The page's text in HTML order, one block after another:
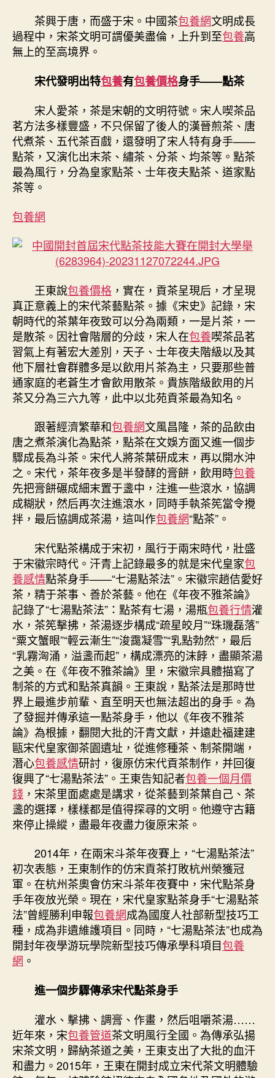
茶興于唐，而盛于宋。中國茶包養網文明成長
過程中，宋茶文明可謂優美盡倫，上升到至包養高
無上的至高境界。
宋代發明出特包養有包養價格身手——點茶
宋人愛茶，茶是宋朝的文明符號。宋人喫茶品
茗方法多樣豐盛，不只保留了後人的漢晉煎茶、唐
代煮茶、五代茶百戲，還發明了宋人特有身手——
點茶，又演化出末茶、繡茶、分茶、均茶等。點茶
最為風行，分為皇家點茶、士年夜夫點茶、道家點
茶等。
包養網
王東說包養價格 ，實在，貢茶呈現后，才呈現
真正意義上的宋代茶藝點茶。據《宋史》記錄，宋
朝時代的茶葉年夜致可以分為兩類，一是片茶，一
是散茶。因社會階層的分歧，宋人在包養喫茶品茗
習氣上有著宏大差別，天子、士年夜夫階級以及其
他下層社會群體多是以飲用片茶為主，只要那些普
通家庭的老蒼生才會飲用散茶。貴族階級飲用的片
茶又分為三六九等，此中以北苑貢茶最為知名。
跟著經濟繁華和包養網文風昌隆，茶的品飲由
唐之煮茶演化為點茶，點茶在文娛方面又進一個步
驟成長為斗茶。宋代人將茶葉研成末，再以開水沖
之。宋代，茶年夜多是半發酵的膏餅，飲用時包養
先把膏餅碾成細末置于盞中，注進一些滾水，協調
成糊狀，然后再次注進滾水，同時手執茶筅當令攪
拌，最后協調成茶湯，這叫作包養網“點茶”。
宋代點茶構成于宋初，風行于兩宋時代，壯盛
于宋徽宗時代。汗青上記錄最多的就是宋代皇家包
養感情點茶身手——“七湯點茶法”。宋徽宗趙佶愛好
茶，精于茶事、善於茶藝。他在《年夜不雅茶論》
記錄了“七湯點茶法”：點茶有七湯，湯瓶包養行情灌
水，茶筅擊拂，茶湯逐步構成“疏星皎月”“珠璣磊落”
“粟文蟹眼”“輕云漸生”“浚靄凝雪”“乳點勃然”，最后
“乳霧洶涌，溢盞而起”，構成漂亮的沫餑，盡顯茶湯
之美。在《年夜不雅茶論》里，宋徽宗具體描寫了
制茶的方式和點茶真韻。王東說，點茶法是那時世
界上最進步前輩、直至明天也無法超出的身手。為
了發掘并傳承這一點茶身手，他以《年夜不雅茶
論》為根據，翻閱大批的汗青文獻，并遠赴福建建
甌宋代皇家御茶園遺址，從進修種茶、制茶開端，
潛心包養感情研討，復原仿宋代貢茶制作，并回復
復興了“七湯點茶法”。王東告知記者包養一個月價
錢 ，宋茶里面處處是講求，從茶藝到茶葉自己、茶
盞的選擇，樣樣都是值得探尋的文明。他遵守古籍
來停止操縱，盡最年夜盡力復原宋茶。
2014年，在兩宋斗茶年夜賽上，“七湯點茶法”
初次表態，王東制作的仿宋貢茶打敗杭州榮獲冠
軍。在杭州茶奧會仿宋斗茶年夜賽中，宋代點茶身
手年夜放光榮。現在，宋代皇家點茶身手“七湯點茶
法”曾經勝利申報包養網成為國度人社部新型技巧工
種，成為非遺維護項目。同時，“七湯點茶法”也成為
開封年夜學游玩學院新型技巧傳承學科項目包養
網 。
進一個步驟傳承宋代點茶身手
灌水、擊拂、調膏、作畫，然后咀嚼茶湯……
近年來，宋包養管道茶文明風行全國。為傳承弘揚
宋茶文明，歸納茶道之美，王東支出了大批的血汗
和盡力。2015年，王東在開封成立宋代茶文明體驗